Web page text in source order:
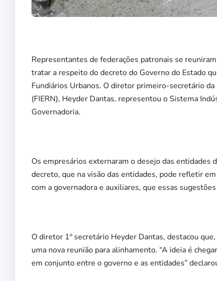
Representantes de federações patronais se
tratar a respeito do decreto do Governo do Estado
Fundiários Urbanos. O diretor primeiro-secretário
(FIERN), Heyder Dantas, representou o Sistema
Governadoria.
Os empresários externaram o desejo das
decreto, que na visão das entidades, pode refletir
com a governadora e auxiliares, que essas
O diretor 1º secretário Heyder Dantas, destacou
uma nova reunião para alinhamento. “A ideia é
em conjunto entre o governo e as entidades”